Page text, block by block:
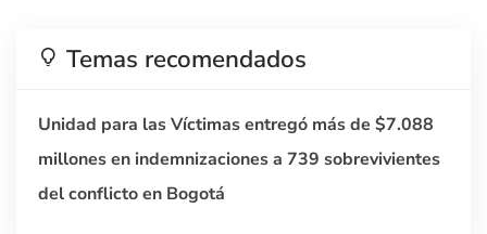
Temas recomendados
Unidad para las Víctimas entregó más de $7.088
millones en indemnizaciones a 739 sobrevivientes
del conflicto en Bogotá